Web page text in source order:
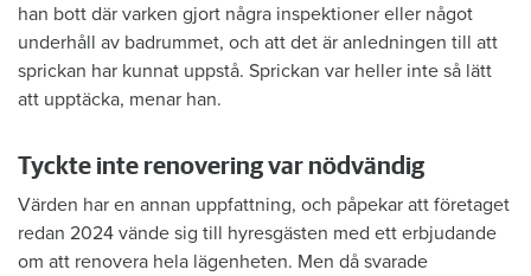
han bott där varken gjort några inspektioner eller något
underhåll av badrummet, och att det är anledningen till att
sprickan har kunnat uppstå. Sprickan var heller inte så lätt
att upptäcka, menar han.
Tyckte inte renovering var nödvändig
Värden har en annan uppfattning, och påpekar att företaget
redan 2024 vände sig till hyresgästen med ett erbjudande
om att renovera hela lägenheten. Men då svarade